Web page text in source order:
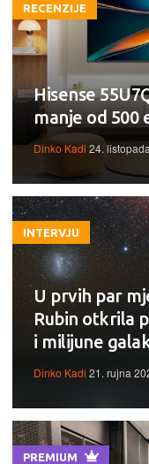
RECENZIJE
Hisense
manje od 500
Dinko Kadi 24.
INTERVJU
U prvih par
Rubin otkrila
i milijune
Dinko Kadi 21. rujna
PREMIUM